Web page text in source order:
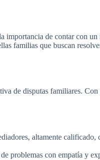
importancia de contar con
familias que buscan
de disputas familiares. Con
altamente calificado,
problemas con empatía y